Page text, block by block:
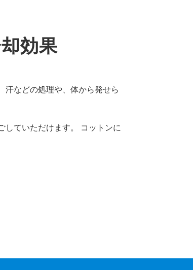
効果
汗などの処理や、体から発せら
していただけます。 コットンに